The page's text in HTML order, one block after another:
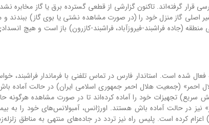
قرار گرفته‌اند. تاکنون گزارشی از قطعی گسترده برق یا گاز مخابره
اصلی گاز منزل خود را (در صورت مشاهده نشتی یا بوی گاز) ببندند و
منطقه (جاده فراشبند-فیروزآباد، فراشبند-کازرون) باز است و هیچ
شده است. استاندار فارس در تماس تلفنی با فرماندار فراشبند،
وضعیت مناطق مختلف شده است. همچنین «سامانه ۱۲۵ هلال احمر» (جمعیت هلال احمر جمهوری اسلامی ایران) در حالت
سریع) تجهیزات خود را آماده کرده‌اند تا در صورت مشاهده هرگونه
احمر، «اورژانس ۱۱۵» و «پلیس راهور» نیز در حالت آماده باش هستند. اورژانس، آمبولانس‌های خود را
کرده است. پلیس راه نیز تردد در جاده‌های منتهی به مناطق